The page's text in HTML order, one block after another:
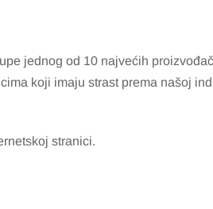
jednog od 10 najvećih
koji imaju strast prema našoj
stranici.